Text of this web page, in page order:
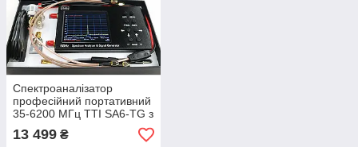
Спектроаналізатор
професійний портативний
35-6200 МГц TTI SA6-TG з
трекінг-генератором для
пошуку дронів
13 499 ₴